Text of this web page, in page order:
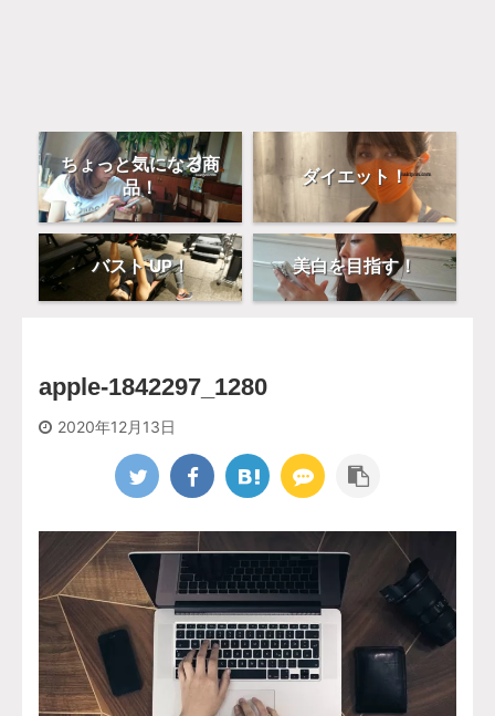
ちょっと気になる商
品！
ダイエット！
バスト UP！ 美白を目指す！
apple-1842297_1280
2020年12月13日